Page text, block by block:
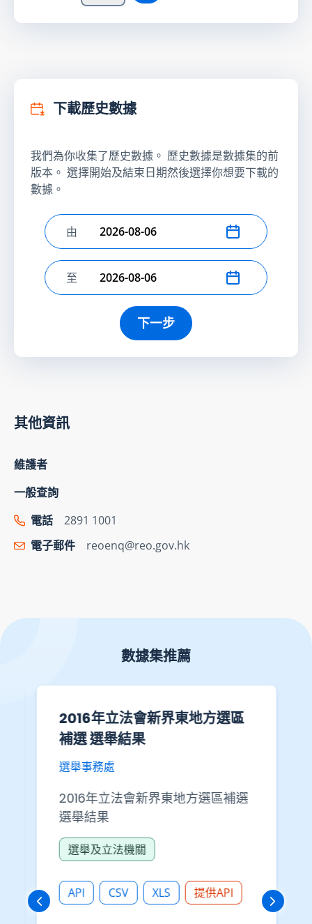
下載歷史數據
我們為你收集了歷史數據。 歷史數據是數據集的前
版本。 選擇開始及結束日期然後選擇你想要下載的
數據。
選擇開始日期
由
選擇結束日期
至
下一步
其他資訊
維護者
一般查詢
電話
2891 1001
電子郵件
reoenq@reo.gov.hk
數據集推薦
2016年立法會新界東地方選區
補選 選舉結果
選舉事務處
2016年立法會新界東地方選區補選
選舉結果
選舉及立法機關
API CSV XLS 提供API